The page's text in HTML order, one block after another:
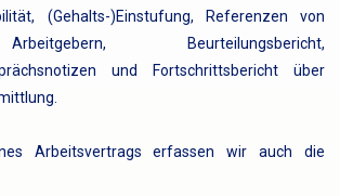
(Gehalts-)Einstufung, Referenzen von
Beurteilungsbericht,
und Fortschrittsbericht über
Arbeitsvertrags erfassen wir auch die